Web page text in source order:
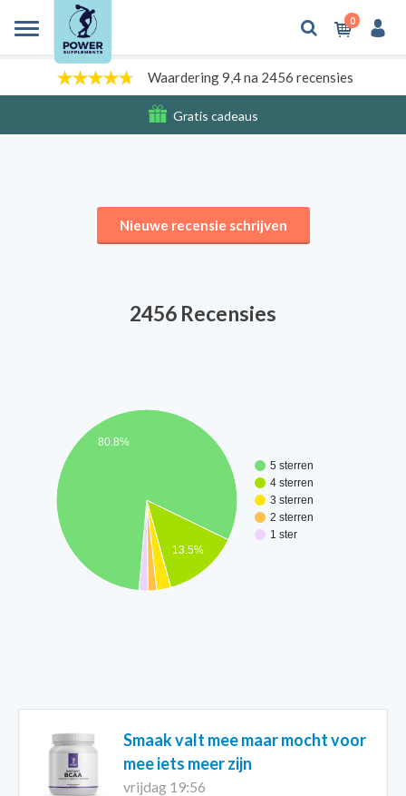
0
Waardering 9,4 na 2456 recensies
Gratis cadeaus
Nieuwe recensie schrijven
2456 Recensies
5 sterren
4 sterren
3 sterren
2 sterren
1 ster
13.5%
80.8%
Smaak valt mee maar mocht voor
mee iets meer zijn
vrijdag 19:56